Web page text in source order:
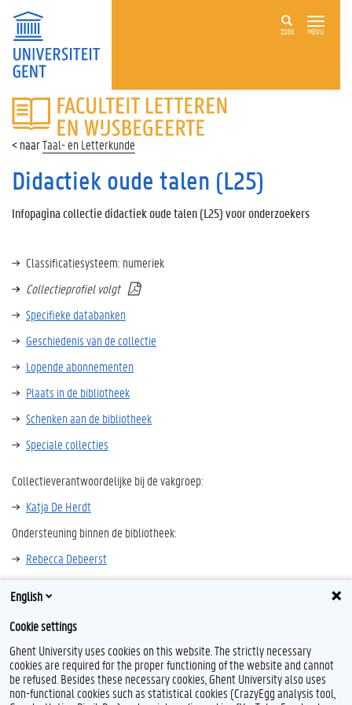
ZOEK MENU
FACULTEIT
LETTEREN
WIJSBEGEERTE
Taal- en Letterkunde
Didactiek oude talen (L25)
Infopagina collectie didactiek oude talen (L25) voor onderzoekers
Classificatiesysteem: numeriek
Collectieprofiel volgt
Specifieke databanken
Geschiedenis van de collectie
Lopende abonnementen
Plaats in de bibliotheek
Schenken aan de bibliotheek
Speciale collecties
Collectieverantwoordelijke bij de vakgroep:
Katja De Herdt
Ondersteuning binnen de bibliotheek:
Rebecca Debeerst
Andere bibliotheken in Vlaanderen en Brussel
English
Cookie settings
Ghent University uses cookies on this website. The strictly necessary
cookies are required for the proper functioning of the website and cannot
be refused. Besides these necessary cookies, Ghent University also uses
non-functional cookies such as statistical cookies (CrazyEgg analysis tool,